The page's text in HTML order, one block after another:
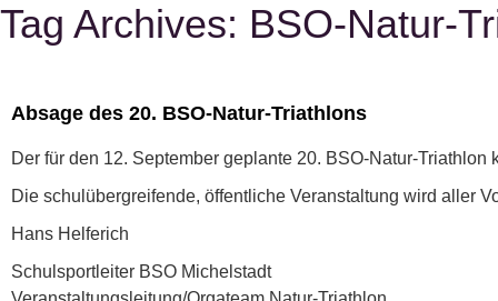
Tag Archives: BSO-Natur-
Absage des 20. BSO-Natur-Triathlons
Der für den 12. September geplante 20. BSO-Natur-
Die schulübergreifende, öffentliche Veranstaltung wird aller
Hans Helferich
Schulsportleiter BSO Michelstadt